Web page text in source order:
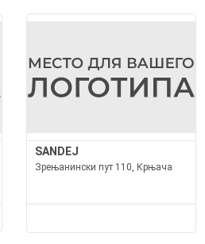
SANDEJ
Зрењанински пут 110, Крњача